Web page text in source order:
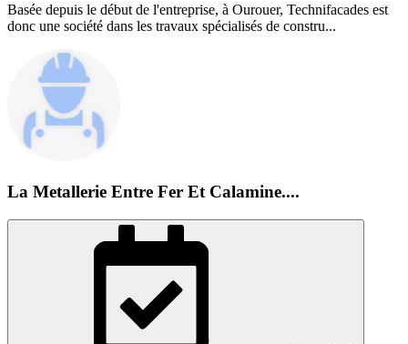
Basée depuis le début de l'entreprise, à Ourouer, Technifacades est
donc une société dans les travaux spécialisés de constru...
La Metallerie Entre Fer Et Calamine....